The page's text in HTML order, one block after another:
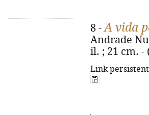
8 -A vida
Andrade
il. ; 21 cm. -
Link